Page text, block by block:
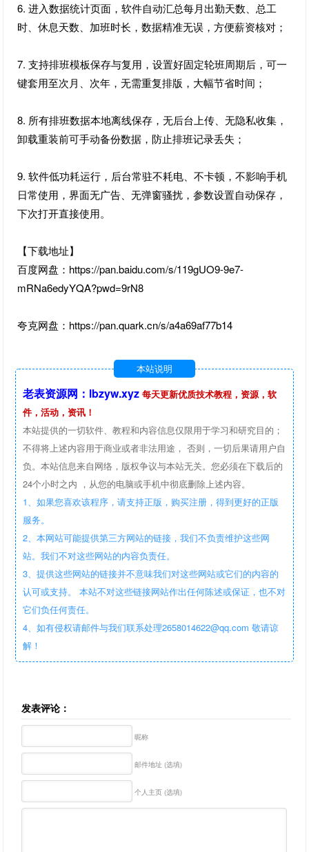
6. 进入数据统计页面，软件自动汇总每月出勤天数、总工
时、休息天数、加班时长，数据精准无误，方便薪资核对；
7. 支持排班模板保存与复用，设置好固定轮班周期后，可一
键套用至次月、次年，无需重复排版，大幅节省时间；
8. 所有排班数据本地离线保存，无后台上传、无隐私收集，
卸载重装前可手动备份数据，防止排班记录丢失；
9. 软件低功耗运行，后台常驻不耗电、不卡顿，不影响手机
日常使用，界面无广告、无弹窗骚扰，参数设置自动保存，
下次打开直接使用。
【下载地址】
百度网盘：https://pan.baidu.com/s/119gUO9-9e7-
mRNa6edyYQA?pwd=9rN8
夸克网盘：https://pan.quark.cn/s/a4a69af77b14
本站说明
老表资源网：lbzyw.xyz 每天更新优质技术教程，资源，软
件，活动，资讯！
本站提供的一切软件、教程和内容信息仅限用于学习和研究目的；
不得将上述内容用于商业或者非法用途， 否则，一切后果请用户自
负。本站信息来自网络，版权争议与本站无关。您必须在下载后的
24个小时之内 ，从您的电脑或手机中彻底删除上述内容。
1、如果您喜欢该程序，请支持正版，购买注册，得到更好的正版
服务。
2、本网站可能提供第三方网站的链接，我们不负责维护这些网
站。我们不对这些网站的内容负责任。
3、提供这些网站的链接并不意味我们对这些网站或它们的内容的
认可或支持。 本站不对这些链接网站作出任何陈述或保证，也不对
它们负任何责任。
4、如有侵权请邮件与我们联系处理2658014622@qq.com 敬请谅
解！
发表评论：
昵称
邮件地址 (选填)
个人主页 (选填)